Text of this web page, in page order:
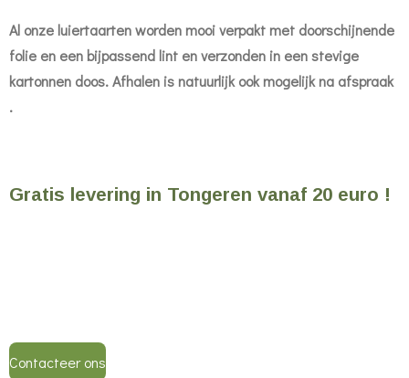
Al onze luiertaarten worden mooi verpakt met doorschijnende
folie en een bijpassend lint en verzonden in een stevige
kartonnen doos. Afhalen is natuurlijk ookmogelijk na afspraak
.
Gratis levering in Tongeren vanaf 20 euro !
Contacteer ons